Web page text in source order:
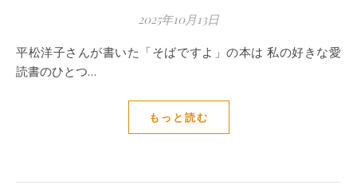
2025年10月13日
平松洋子さんが書いた「そばですよ」の本は 私の好きな愛
読書のひとつ…
もっと読む